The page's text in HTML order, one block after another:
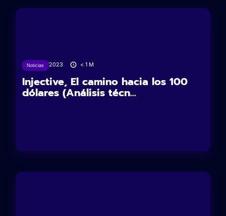
Noticias
12/12/2023 < 1 M
Injective, El camino hacia los 100
dólares (Análisis técn...